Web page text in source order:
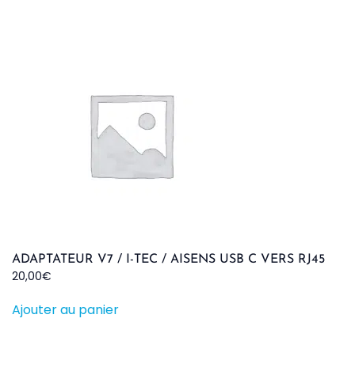
ADAPTATEUR V7 / I-TEC / AISENS USB C VERS RJ45
20,00€
Ajouter au panier